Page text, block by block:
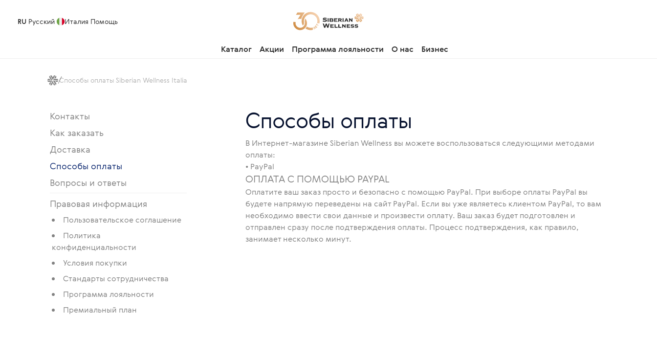
RU Русский Италия Помощь
Каталог Акции Программа лояльности О нас Бизнес
Способы оплаты Siberian Wellness Italia
Контакты
Как заказать
Доставка
Способы оплаты
Вопросы и ответы
Правовая информация
Пользовательское соглашение
Политика
конфиденциальности
Условия покупки
Стандарты сотрудничества
Программа лояльности
Премиальный план
Способы оплаты
В Интернет-магазине Siberian Wellness вы можете воспользоваться следующими методами
оплаты:
• PayPal
ОПЛАТА С ПОМОЩЬЮ PAYPAL
Оплатите ваш заказ просто и безопасно с помощью PayPal. При выборе оплаты PayPal вы
будете напрямую переведены на сайт PayPal. Если вы уже являетесь клиентом PayPal, то вам
необходимо ввести свои данные и произвести оплату. Ваш заказ будет подготовлен и
отправлен сразу после подтверждения оплаты. Процесс подтверждения, как правило,
занимает несколько минут.